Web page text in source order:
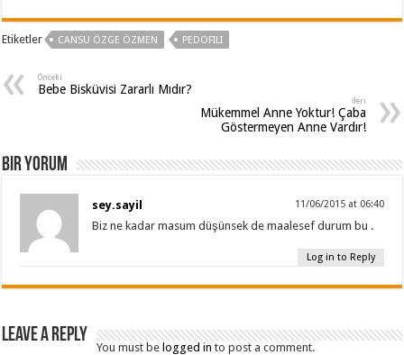
Etiketler CANSU ÖZGE ÖZMEN PEDOFILI
Önceki
Bebe Bisküvisi Zararlı Mıdır?
İleri
Mükemmel Anne Yoktur! Çaba
Göstermeyen Anne Vardır!
Bir yorum
sey.sayil 11/06/2015 at 06:40
Biz ne kadar masum düşünsek de maalesef durum bu .
Log in to Reply
Leave a Reply
You must be logged in to post a comment.